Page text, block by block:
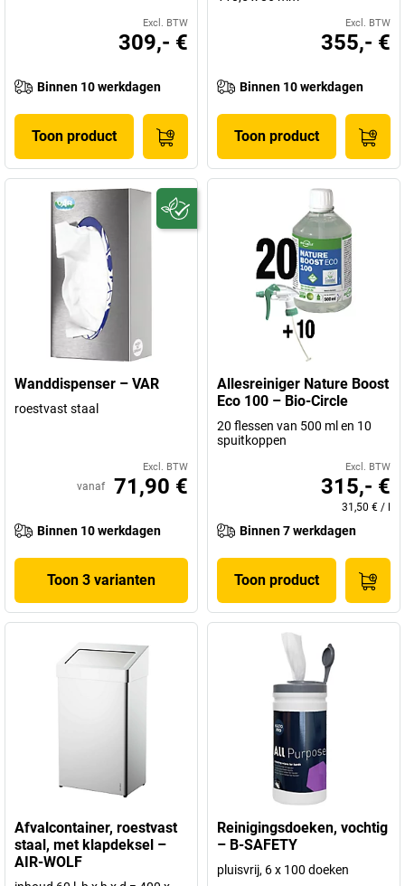
Excl. BTW
309,- €
Binnen 10 werkdagen
Toon product
Excl. BTW
355,- €
Binnen 10 werkdagen
Toon product
Wanddispenser – VAR
roestvast staal
Excl. BTW
vanaf 71,90 €
Binnen 10 werkdagen
Toon 3 varianten
Allesreiniger Nature Boost
Eco 100 – Bio-Circle
20 flessen van 500 ml en 10
spuitkoppen
Excl. BTW
315,- €
31,50 € /
Binnen 7 werkdagen
Toon product
Afvalcontainer, roestvast
staal, met klapdeksel –
AIR-WOLF
Reinigingsdoeken, vochtig
– B-SAFETY
pluisvrij, 6 x 100 doeken